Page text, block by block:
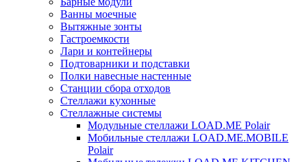
Ванны моечные
Вытяжные зонты
Гастроемкости
Лари и контейнеры
Подтоварники и подставки
Полки навесные настенные
Станции сбора отходов
Стеллажи кухонные
Стеллажные системы
Модульные стеллажи LOAD.ME Polair
Мобильные стеллажи LOAD.ME.MOBILE
Polair